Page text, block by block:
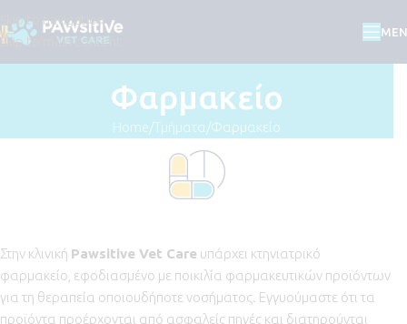
Skip to navigation
Skip to main content
Φαρμακείο
Home Τμήματα Φαρμακείο
Στην κλινική Pawsitive Vet Care υπάρχει κτηνιατρικό
φαρμακείο, εφοδιασμένο με ποικιλία φαρμακευτικών προϊόντων
για τη θεραπεία οποιουδήποτε νοσήματος. Εγγυούμαστε ότι τα
προϊόντα προέρχονται από ασφαλείς πηγές και διατηρούνται